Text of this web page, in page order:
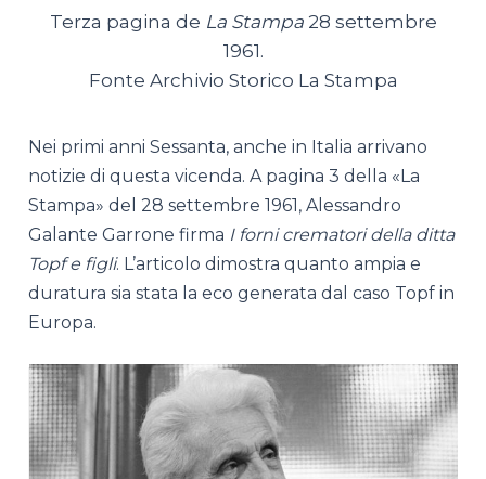
Terza pagina de La Stampa28 settembre
1961.
Fonte Archivio Storico La Stampa
Nei primi anni Sessanta, anche in Italia arrivano
notizie di questa vicenda. A pagina 3 della «La
Stampa» del 28 settembre 1961, Alessandro
Galante Garrone firma I forni crematori della ditta
Topf e figli. L’articolo dimostra quanto ampia e
duratura sia stata la eco generata dal caso Topf in
Europa.